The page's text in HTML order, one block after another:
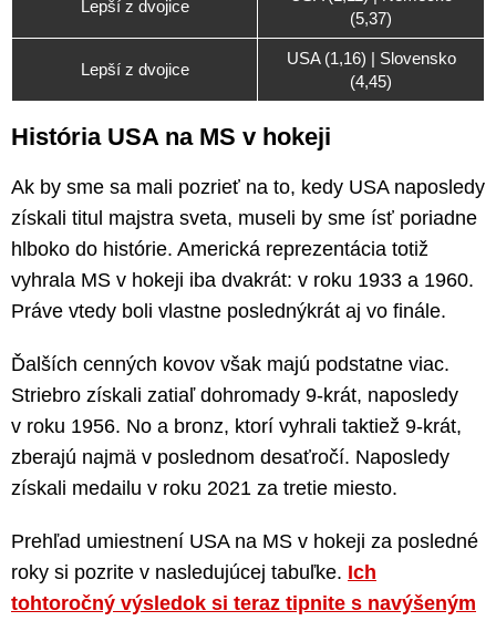
Lepší z dvojice
(5,37)
Lepší z dvojice
USA (1,16) | Slovensko
(4,45)
História USA na MS v hokeji
Ak by sme sa mali pozrieť na to, kedy USA naposledy
získali titul majstra sveta, museli by sme ísť poriadne
hlboko do histórie. Americká reprezentácia totiž
vyhrala MS v hokeji iba dvakrát: v roku 1933 a 1960.
Práve vtedy boli vlastne poslednýkrát aj vo finále.
Ďalších cenných kovov však majú podstatne viac.
Striebro získali zatiaľ dohromady 9-krát, naposledy
v roku 1956. No a bronz, ktorí vyhrali taktiež 9-krát,
zberajú najmä v poslednom desaťročí. Naposledy
získali medailu v roku 2021 za tretie miesto.
Prehľad umiestnení USA na MS v hokeji za posledné
roky si pozrite v nasledujúcej tabuľke. Ich
tohtoročný výsledok si teraz tipnite s navýšeným